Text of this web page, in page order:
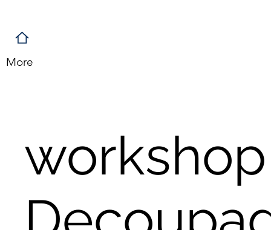
More
workshop